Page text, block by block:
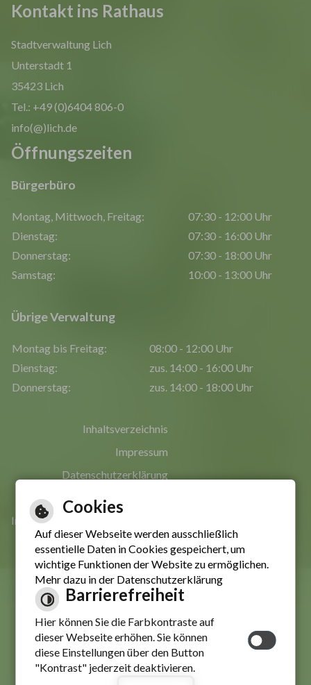
Kontakt ins Rathaus
Stadtverwaltung Lich
Unterstadt 1
35423 Lich
Tel.: +49 (0)6404 806-0
info(@)lich.de
Öffnungszeiten
Bürgerbüro
Montag, Mittwoch, Freitag:
Dienstag:
Donnerstag:
Samstag:
07:30 - 12:00 Uhr
07:30 - 16:00 Uhr
07:30 - 18:00 Uhr
10:00 - 13:00 Uhr
Übrige Verwaltung
Montag bis Freitag:
Dienstag:
Donnerstag:
08:00 - 12:00 Uhr
zus. 14:00 - 16:00 Uhr
zus. 14:00 - 18:00 Uhr
Inhaltsverzeichnis
Impressum
Datenschutzerklärung
Erklärung zur Barrierefreiheit
Informationen in leichter Sprache
Cookies
Auf dieser Webseite werden ausschließlich
essentielle Daten in Cookies gespeichert, um
wichtige Funktionen der Website zu ermöglichen.
Mehr dazu in der Datenschutzerklärung
Barrierefreiheit
Hier können Sie die Farbkontraste auf
dieser Webseite erhöhen. Sie können
diese Einstellungen über den Button
"Kontrast" jederzeit deaktivieren.